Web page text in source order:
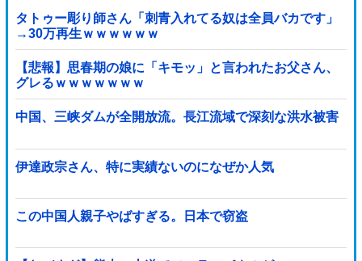
タトゥー彫り師さん「刺青入れてる奴は全員バカです」
→30万再生ｗｗｗｗｗｗ
【悲報】思春期の娘に「キモッ」と言われたお父さん、
グレるｗｗｗｗｗｗｗ
中国、三峡ダムが全開放流。長江流域で深刻な洪水被害
伊達政宗さん、特に実績ないのになぜか人気
この中国人親子やばすぎる。日本で窃盗